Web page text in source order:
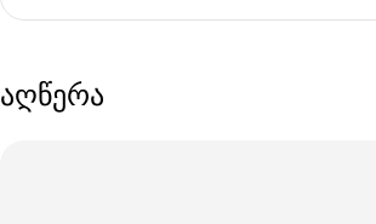
აღწერა